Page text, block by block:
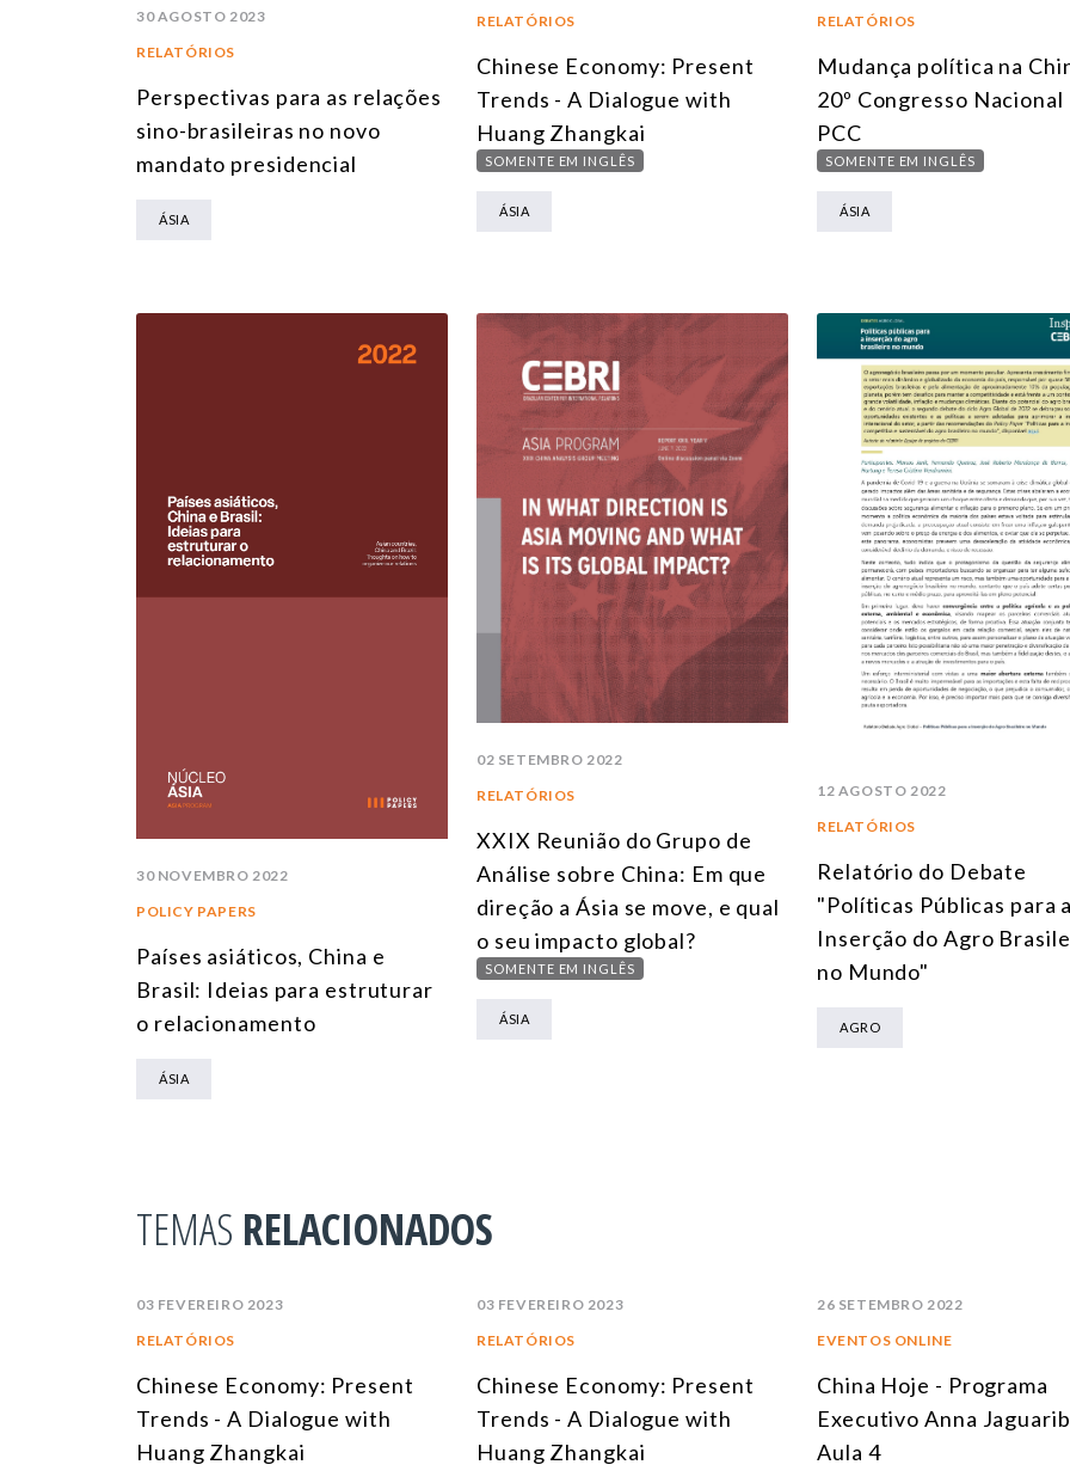
30 AGOSTO 2023
RELATÓRIOS
Perspectivas para as relações
sino-brasileiras no novo
mandato presidencial
ÁSIA
RELATÓRIOS
Chinese Economy: Present
Trends - A Dialogue with
Huang Zhangkai
SOMENTE EM INGLÊS
ÁSIA
RELATÓRIOS
Mudança política na
20º Congresso Nacional
PCC
SOMENTE EM INGLÊS
ÁSIA
30 NOVEMBRO 2022
POLICY PAPERS
Países asiáticos, China e
Brasil: Ideias para estruturar
o relacionamento
ÁSIA
02 SETEMBRO 2022
RELATÓRIOS
XXIX Reunião do Grupo de
Análise sobre China: Em que
direção a Ásia se move, e qual
o seu impacto global?
SOMENTE EM INGLÊS
ÁSIA
12 AGOSTO 2022
RELATÓRIOS
Relatório do Debate
"Políticas Públicas para
Inserção do Agro
no Mundo"
AGRO
TEMAS RELACIONADOS
03 FEVEREIRO 2023
RELATÓRIOS
Chinese Economy: Present
Trends - A Dialogue with
Huang Zhangkai
03 FEVEREIRO 2023
RELATÓRIOS
Chinese Economy: Present
Trends - A Dialogue with
Huang Zhangkai
26 SETEMBRO 2022
EVENTOS ONLINE
China Hoje - Programa
Executivo Anna
Aula 4